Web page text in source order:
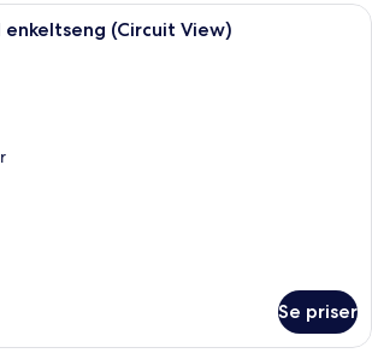
En skuffe med pænt organiserede
(Circuit View)
Se priser